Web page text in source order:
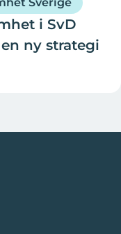
Sverige
i SvD
ny strategi